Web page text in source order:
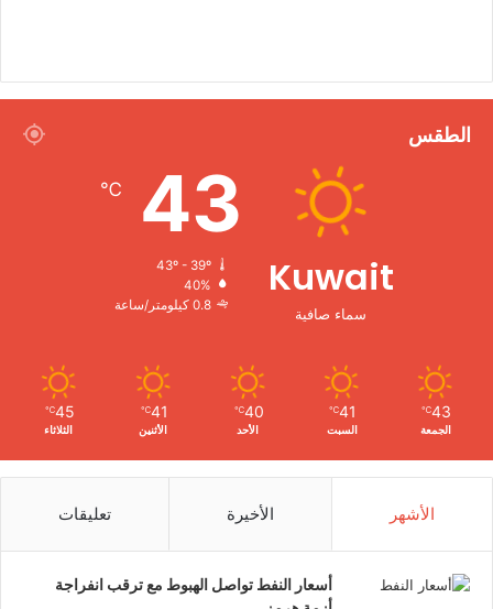
الطقس
Kuwait
سماء صافية
43
℃
43º - 39º
40%
0.8 كيلومتر/ساعة
43
℃
الجمعة
41
℃
السبت
40
℃
الأحد
41
℃
الأثنين
45
℃
الثلاثاء
الأشهر الأخيرة تعليقات
أسعار النفط تواصل الهبوط مع ترقب انفراجة